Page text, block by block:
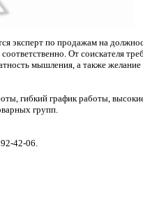
эксперт по продажам на
От соискателя
мышления, а также желание
гибкий график работы,
групп.
42-06.